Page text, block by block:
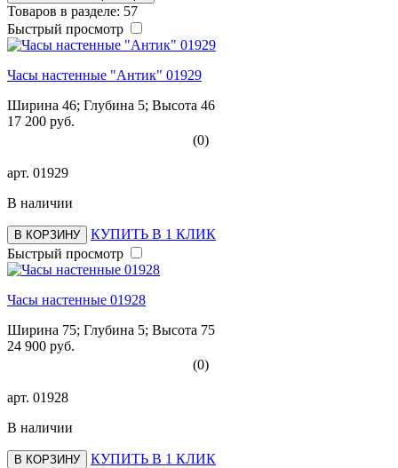
Товаров в разделе: 57
Быстрый просмотр
Часы настенные "Антик" 01929
Ширина 46; Глубина 5; Высота 46
17 200 руб.
(0)
арт. 01929
В наличии
В КОРЗИНУ
КУПИТЬ В 1 КЛИК
Быстрый просмотр
Часы настенные 01928
Ширина 75; Глубина 5; Высота 75
24 900 руб.
(0)
арт. 01928
В наличии
В КОРЗИНУ
КУПИТЬ В 1 КЛИК